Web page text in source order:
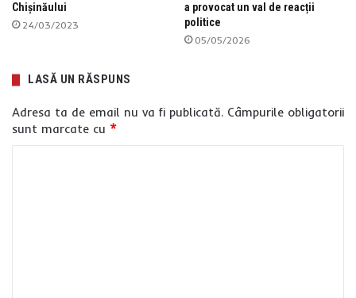
Chișinăului
24/03/2023
a provocat un val de reacții
politice
05/05/2026
LASĂ UN RĂSPUNS
Adresa ta de email nu va fi publicată. Câmpurile obligatorii
sunt marcate cu *